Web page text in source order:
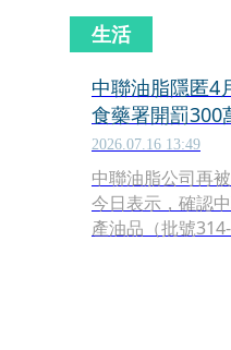
生活
中聯油脂隱匿
食藥署開罰300
2026.07.16 13:49
中聯油脂公司再
今日表示，確認
產油品（批號